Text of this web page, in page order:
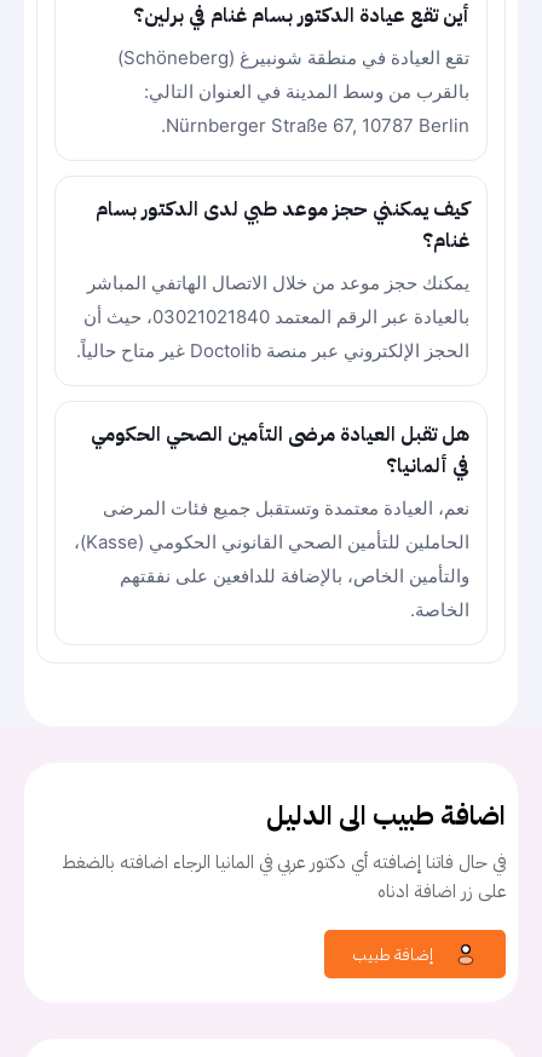
أين تقع عيادة الدكتور بسام غنام في برلين؟
تقع العيادة في منطقة شونبيرغ (Schöneberg)
بالقرب من وسط المدينة في العنوان التالي:
Nürnberger Straße 67, 10787 Berlin.
كيف يمكنني حجز موعد طبي لدى الدكتور بسام
غنام؟
يمكنك حجز موعد من خلال الاتصال الهاتفي المباشر
بالعيادة عبر الرقم المعتمد 03021021840، حيث أن
الحجز الإلكتروني عبر منصة Doctolib غير متاح حالياً.
هل تقبل العيادة مرضى التأمين الصحي الحكومي
في ألمانيا؟
نعم، العيادة معتمدة وتستقبل جميع فئات المرضى
الحاملين للتأمين الصحي القانوني الحكومي (Kasse)،
والتأمين الخاص، بالإضافة للدافعين على نفقتهم
الخاصة.
اضافة طبيب الى الدليل
في حال فاتنا إضافته أي دكتور عربي في المانيا الرجاء اضافته بالضغط
على زر اضافة ادناه